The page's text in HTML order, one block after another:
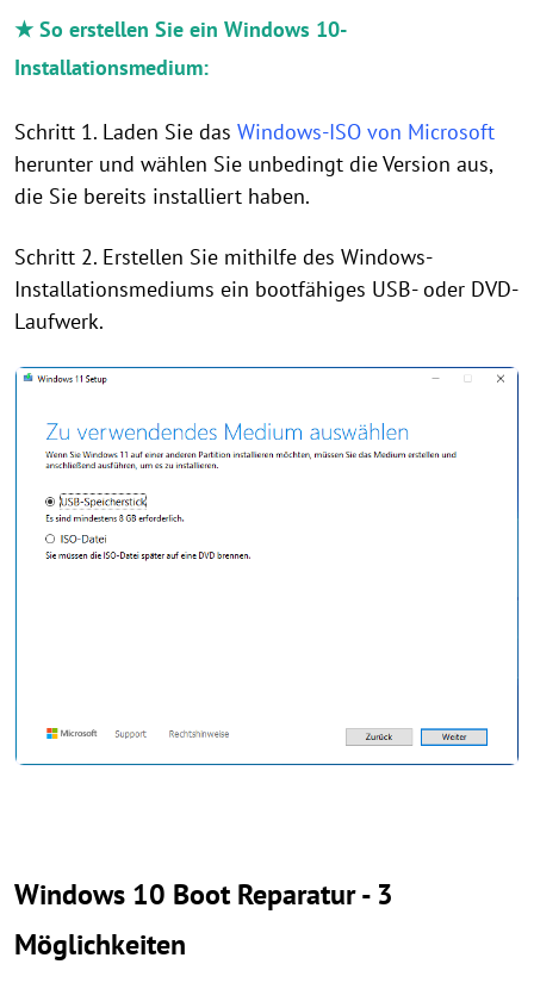
★ So erstellen Sie ein Windows 10-
Installationsmedium:
Schritt 1. Laden Sie das Windows-ISO von Microsoft
herunter und wählen Sie unbedingt die Version aus,
die Sie bereits installiert haben.
Schritt 2. Erstellen Sie mithilfe des Windows-
Installationsmediums ein bootfähiges USB- oder DVD-
Laufwerk.
Windows 10 Boot Reparatur - 3
Möglichkeiten